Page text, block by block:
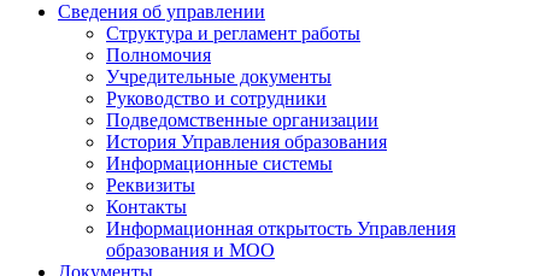
Сведения об управлении
Структура и регламент работы
Полномочия
Учредительные документы
Руководство и сотрудники
Подведомственные организации
История Управления образования
Информационные системы
Реквизиты
Контакты
Информационная открытость Управления
образования и МОО